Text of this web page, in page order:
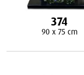
374
90 x 75 cm